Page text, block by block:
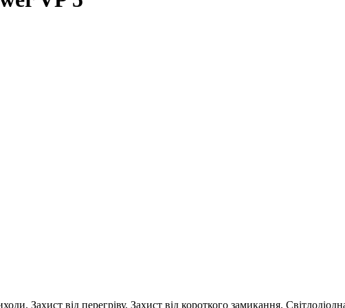
Захист від перегріву. Захист від короткого замикання.